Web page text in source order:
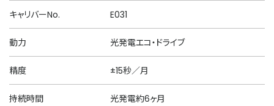
キャリバーNo. E031
動力 光発電エコ・ドライブ
精度 ±15秒／月
持続時間 光発電約6ヶ月